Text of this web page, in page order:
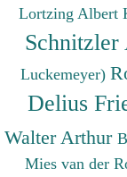
Lortzing Albert
Luckemeyer)
Delius
Walter Arthur
Mies van der